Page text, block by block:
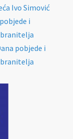
Ivo Simović
i
pobjede i